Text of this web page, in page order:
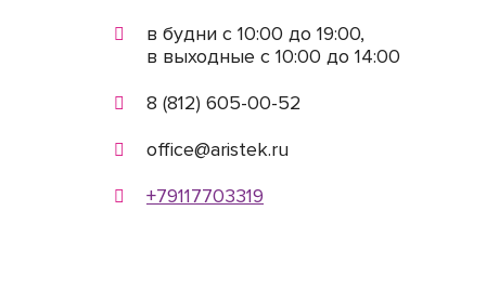
в будни с 10:00 до 19:00,
в выходные с 10:00 до 14:00
8 (812) 605-00-52
office@aristek.ru
+79117703319